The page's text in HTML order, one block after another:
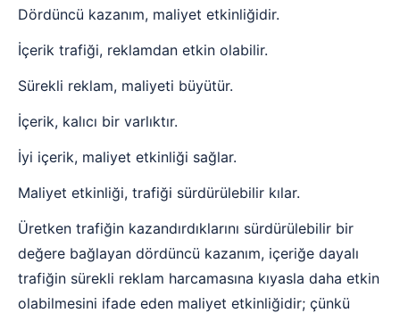
Dördüncü kazanım, maliyet etkinliğidir.
İçerik trafiği, reklamdan etkin olabilir.
Sürekli reklam, maliyeti büyütür.
İçerik, kalıcı bir varlıktır.
İyi içerik, maliyet etkinliği sağlar.
Maliyet etkinliği, trafiği sürdürülebilir kılar.
Üretken trafiğin kazandırdıklarını sürdürülebilir bir
değere bağlayan dördüncü kazanım, içeriğe dayalı
trafiğin sürekli reklam harcamasına kıyasla daha etkin
olabilmesini ifade eden maliyet etkinliğidir; çünkü